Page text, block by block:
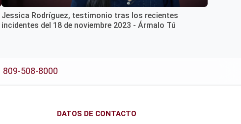
Jessica Rodríguez, testimonio tras los recientes
incidentes del 18 de noviembre 2023 - Ármalo Tú
809-508-8000
DATOS DE CONTACTO